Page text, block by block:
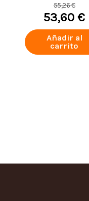
55,26 €
53,60 €
Añadir al
carrito